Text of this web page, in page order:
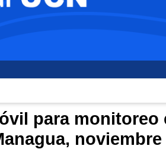
para
noviembre